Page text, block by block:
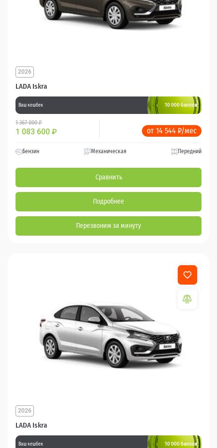
LADA Iskra
2026
Ваш кешбек 10 000 баллов
1 367 000 ₽
1 083 600 ₽ от 14 544 ₽/мес
Бензин Механическая Передний
Сравнить
Подробнее
Перезвоним за минуту
LADA Iskra
2026
Ваш кешбек 10 000 баллов